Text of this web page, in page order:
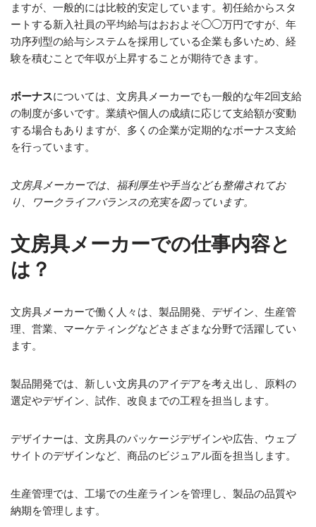
ますが、一般的には比較的安定しています。初任給からスタ
ートする新入社員の平均給与はおおよそ◯◯万円ですが、年
功序列型の給与システムを採用している企業も多いため、経
験を積むことで年収が上昇することが期待できます。
ボーナスについては、文房具メーカーでも一般的な年2回支給
の制度が多いです。業績や個人の成績に応じて支給額が変動
する場合もありますが、多くの企業が定期的なボーナス支給
を行っています。
文房具メーカーでは、福利厚生や手当なども整備されてお
り、ワークライフバランスの充実を図っています。
文房具メーカーでの仕事内容と
は？
文房具メーカーで働く人々は、製品開発、デザイン、生産管
理、営業、マーケティングなどさまざまな分野で活躍してい
ます。
製品開発では、新しい文房具のアイデアを考え出し、原料の
選定やデザイン、試作、改良までの工程を担当します。
デザイナーは、文房具のパッケージデザインや広告、ウェブ
サイトのデザインなど、商品のビジュアル面を担当します。
生産管理では、工場での生産ラインを管理し、製品の品質や
納期を管理します。